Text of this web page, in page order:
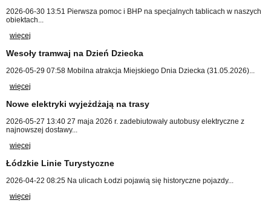
2026-06-30 13:51 Pierwsza pomoc i BHP na specjalnych tablicach w naszych
obiektach...
więcej
Wesoły tramwaj na Dzień Dziecka
2026-05-29 07:58 Mobilna atrakcja Miejskiego Dnia Dziecka (31.05.2026)...
więcej
Nowe elektryki wyjeżdżają na trasy
2026-05-27 13:40 27 maja 2026 r. zadebiutowały autobusy elektryczne z
najnowszej dostawy...
więcej
Łódzkie Linie Turystyczne
2026-04-22 08:25 Na ulicach Łodzi pojawią się historyczne pojazdy...
więcej